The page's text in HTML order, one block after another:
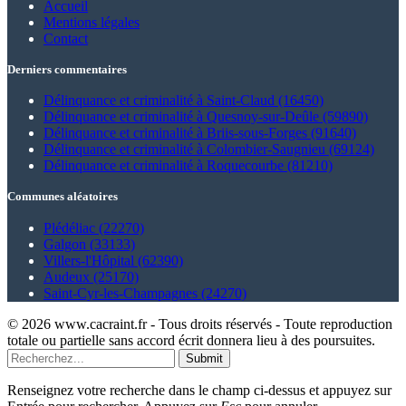
Accueil
Mentions légales
Contact
Derniers commentaires
Délinquance et criminalité à Saint-Claud (16450)
Délinquance et criminalité à Quesnoy-sur-Deûle (59890)
Délinquance et criminalité à Briis-sous-Forges (91640)
Délinquance et criminalité à Colombier-Saugnieu (69124)
Délinquance et criminalité à Roquecourbe (81210)
Communes aléatoires
Plédéliac (22270)
Galgon (33133)
Villers-l'Hôpital (62390)
Audeux (25170)
Saint-Cyr-les-Champagnes (24270)
© 2026 www.cacraint.fr - Tous droits réservés - Toute reproduction
totale ou partielle sans accord écrit donnera lieu à des poursuites.
Submit
Renseignez votre recherche dans le champ ci-dessus et appuyez sur